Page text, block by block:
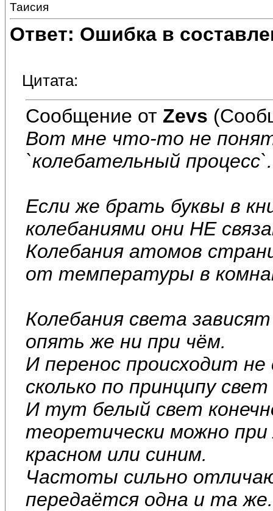
Таисия
Ответ: Ошибка в
Цитата:
Сообщение от Zevs
Вот мне что-то не
`колебательный
Если же брать буквы в
колебаниями они НЕ
Колебания атомов
от температуры в
Колебания света
опять же ни при чём.
И перенос происходит
сколько по принципу
И тут белый свет
теоретически можно
красном или синим.
Частоты сильно
передаётся одна и та же.